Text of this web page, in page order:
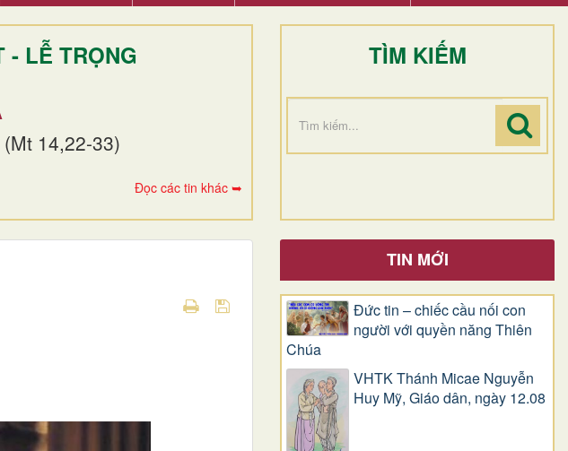
- LỄ TRỌNG
14,22-33)
Đọc các tin khác ➥
TÌM KIẾM
TIN MỚI
Đức tin – chiếc cầu nối con
người với quyền năng Thiên
Chúa
VHTK Thánh Micae Nguyễn
Huy Mỹ, Giáo dân, ngày 12.08